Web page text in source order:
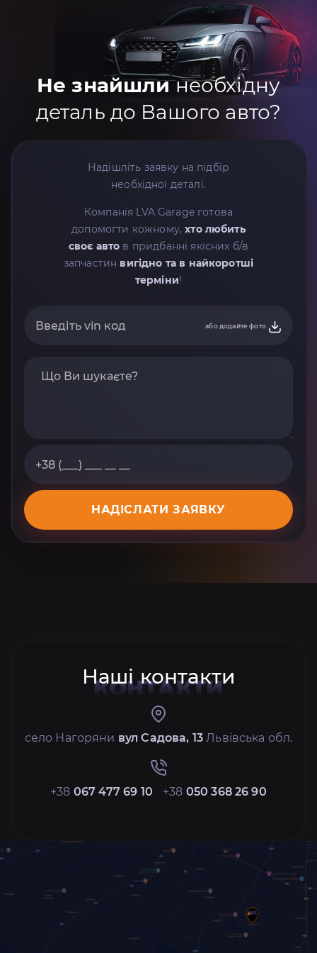
Не знайшлинеобхідну
деталь до Вашого авто?
Надішліть заявку на підбір
необхідної деталі.
Компанія LVA Garage готова
допомогти кожному,хто любить
своє авто в придбанні якісних б/в
запчастин вигідно та в найкоротші
терміни!
або додайте фото
НАДІСЛАТИ ЗАЯВКУ
Наші контакти
КОНТАКТИ
село Нагоряни вул Садова, 13 Львівська обл.
+38 067 477 69 10 +38 050 368 26 90